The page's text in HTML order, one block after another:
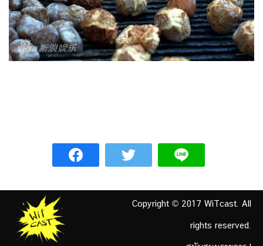
Copyright © 2017 WiTcast. All
rights reserved.